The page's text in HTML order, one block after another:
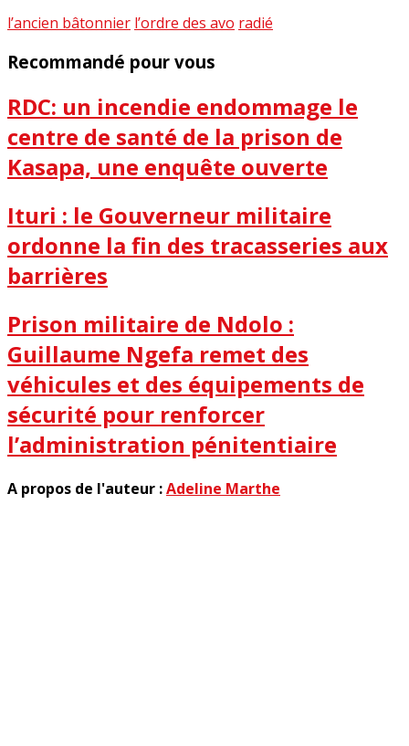
l’ancien bâtonnier l’ordre des avo radié
Recommandé pour vous
RDC: un incendie endommage le
centre de santé de la prison de
Kasapa, une enquête ouverte
Ituri : le Gouverneur militaire
ordonne la fin des tracasseries aux
barrières
Prison militaire de Ndolo :
Guillaume Ngefa remet des
véhicules et des équipements de
sécurité pour renforcer
l’administration pénitentiaire
A propos de l'auteur :Adeline Marthe